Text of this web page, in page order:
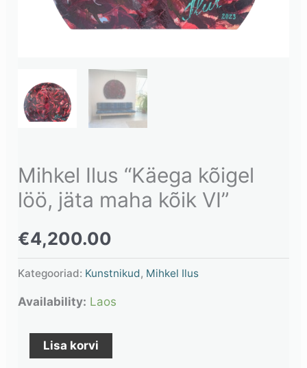
Mihkel Ilus “Käega kõigel
löö, jäta maha kõik VI”
€4,200.00
Kategooriad: Kunstnikud, Mihkel Ilus
Availability: Laos
Lisa korvi